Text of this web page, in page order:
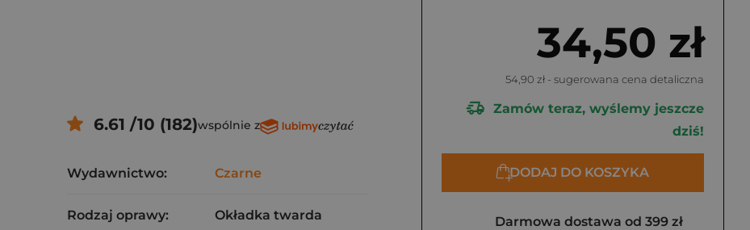
34,50 zł
54,90 zł - sugerowana cena detaliczna
Zamów teraz, wyślemy jeszcze
dziś!
DODAJ DO KOSZYKA
Darmowa dostawa od 399 zł
6.61 /10 (182)wspólnie z
Wydawnictwo: Czarne
Rodzaj oprawy: Okładka twarda